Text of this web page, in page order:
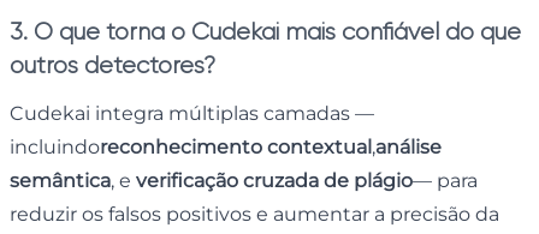
3. O que torna o Cudekai mais confiável do que
outros detectores?
Cudekai integra múltiplas camadas —
incluindoreconhecimento contextual,análise
semântica, e verificação cruzada de plágio— para
reduzir os falsos positivos e aumentar a precisão da